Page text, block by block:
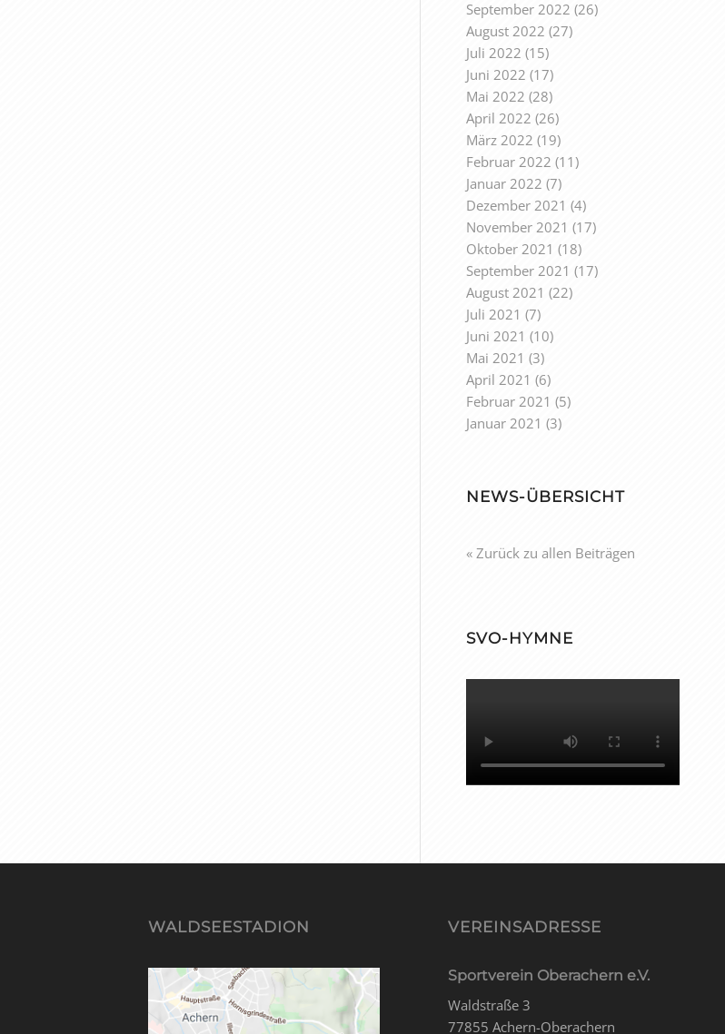
September 2022 (26)
August 2022 (27)
Juli 2022 (15)
Juni 2022 (17)
Mai 2022 (28)
April 2022 (26)
März 2022 (19)
Februar 2022 (11)
Januar 2022 (7)
Dezember 2021 (4)
November 2021 (17)
Oktober 2021 (18)
September 2021 (17)
August 2021 (22)
Juli 2021 (7)
Juni 2021 (10)
Mai 2021 (3)
April 2021 (6)
Februar 2021 (5)
Januar 2021 (3)
NEWS-ÜBERSICHT
« Zurück zu allen Beiträgen
SVO-HYMNE
WALDSEESTADION VEREINSADRESSE
Sportverein Oberachern e.V.
Waldstraße 3
77855 Achern-Oberachern